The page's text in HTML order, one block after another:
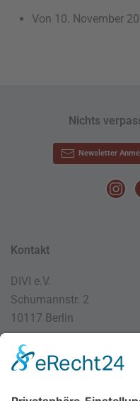
Von 10. November
Nichts
Newsletter
Kontakt
DIVI e.V.
Schumannstr. 2
10117 Berlin
030 / 4000 56 32